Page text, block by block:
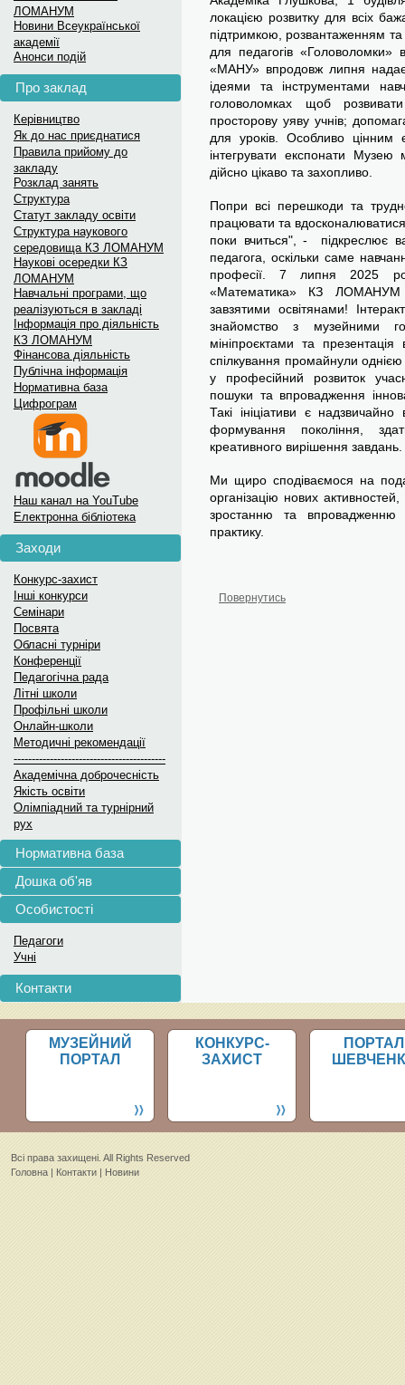
Новини з фото дивіться на
Луганська МАН на Facebook
Меседж-бокс: Вступ до
для...
Меседж-бокс: Вступ до українських...
ЛОМАНУМ
Новини Всеукраїнської
академії
Анонси подій
Про заклад
Керівництво
Як до нас приєднатися
Правила прийому до
закладу
Розклад занять
Структура
Статут закладу освіти
Структура наукового
середовища КЗ ЛОМАНУМ
Наукові осередки КЗ
ЛОМАНУМ
Навчальні програми, що
реалізуються в закладі
Інформація про діяльність
КЗ ЛОМАНУМ
Фінансова діяльність
Публічна інформація
Нормативна база
Цифрограм
Наш канал на YouTube
Електронна бібліотека
Заходи
Конкурс-захист
Інші конкурси
Семінари
Посвята
Обласні турніри
Конференції
Педагогічна рада
Літні школи
Профільні школи
Онлайн-школи
Методичні рекомендації
------------------------------------------
Академічна доброчесність
Якість освіти
Олімпіадний та турнірний
рух
Нормативна база
Дошка об'яв
Особистості
Педагоги
Учні
Контакти
локацією розвитку для всіх
підтримкою, розвантаженням
для педагогів «Головоломки»
«МАНУ» впродовж липня надає
ідеями та інструментами
головоломках щоб
просторову уяву учнів;
для уроків. Особливо
інтегрувати експонати
дійсно цікаво та захопливо.
Попри всі перешкоди та
працювати та
поки вчиться", - підкреслює
педагога, оскільки саме
професії. 7 липня 2025
«Математика» КЗ ЛОМАНУМ
завзятими освітянами!
знайомство з музейними
мініпроєктами та
спілкування промайнули
у професійний розвиток
пошуки та впровадження
Такі ініціативи є
формування покоління,
креативного вирішення завдань.
Ми щиро сподіваємося на
організацію нових
зростанню та впровадженню
практику.
Повернутись
МУЗЕЙНИЙ
ПОРТАЛ
КОНКУРС-
ЗАХИСТ
ПОРТАЛ
Всi права захищенi. All Rights Reserved
Головна | Контакти | Новини